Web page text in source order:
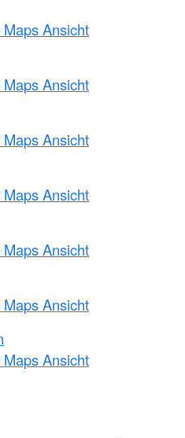
Ansicht
Ansicht
Ansicht
Ansicht
Ansicht
Ansicht
Ansicht